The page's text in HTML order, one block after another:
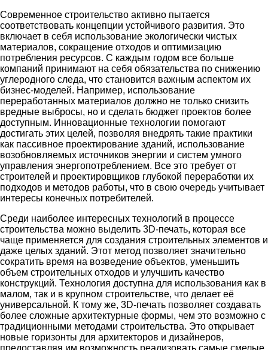
Современное строительство активно пытается
соответствовать концепции устойчивого развития. Это
включает в себя использование экологически чистых
материалов, сокращение отходов и оптимизацию
потребления ресурсов. С каждым годом все больше
компаний принимают на себя обязательства по снижению
углеродного следа, что становится важным аспектом их
бизнес-моделей. Например, использование
переработанных материалов должно не только снизить
вредные выбросы, но и сделать бюджет проектов более
доступным. Инновационные технологии помогают
достигать этих целей, позволяя внедрять такие практики
как пассивное проектирование зданий, использование
возобновляемых источников энергии и систем умного
управления энергопотреблением. Все это требует от
строителей и проектировщиков глубокой переработки их
подходов и методов работы, что в свою очередь учитывает
интересы конечных потребителей.
Среди наиболее интересных технологий в процессе
строительства можно выделить 3D-печать, которая все
чаще применяется для создания строительных элементов и
даже целых зданий. Этот метод позволяет значительно
сократить время на возведение объектов, уменьшить
объем строительных отходов и улучшить качество
конструкций. Технология доступна для использования как в
малом, так и в крупном строительстве, что делает её
универсальной. К тому же, 3D-печать позволяет создавать
более сложные архитектурные формы, чем это возможно с
традиционными методами строительства. Это открывает
новые горизонты для архитекторов и дизайнеров,
предоставляя им возможность реализовать самые смелые